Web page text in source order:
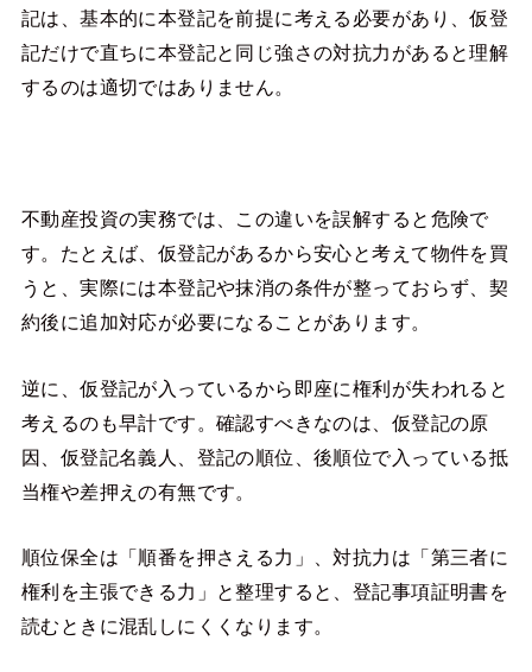
記は、基本的に本登記を前提に考える必要があり、仮登
記だけで直ちに本登記と同じ強さの対抗力があると理解
するのは適切ではありません。
不動産投資の実務では、この違いを誤解すると危険で
す。たとえば、仮登記があるから安心と考えて物件を買
うと、実際には本登記や抹消の条件が整っておらず、契
約後に追加対応が必要になることがあります。
逆に、仮登記が入っているから即座に権利が失われると
考えるのも早計です。確認すべきなのは、仮登記の原
因、仮登記名義人、登記の順位、後順位で入っている抵
当権や差押えの有無です。
順位保全は「順番を押さえる力」、対抗力は「第三者に
権利を主張できる力」と整理すると、登記事項証明書を
読むときに混乱しにくくなります。